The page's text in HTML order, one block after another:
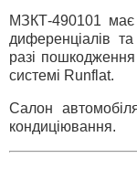
МЗКТ-490101 має
диференціалів
разі
системі Runflat.
Салон
кондиціювання.